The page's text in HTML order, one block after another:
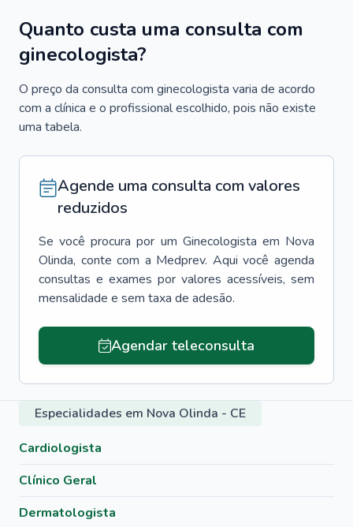
Quanto custa uma consulta com
ginecologista?
O preço da consulta com ginecologista varia de acordo
com a clínica e o profissional escolhido, pois não existe
uma tabela.
Agende uma consulta com valores
reduzidos
Se você procura por um Ginecologista em Nova
Olinda, conte com a Medprev. Aqui você agenda
consultas e exames por valores acessíveis, sem
mensalidade e sem taxa de adesão.
Agendar teleconsulta
Especialidades em Nova Olinda - CE
Cardiologista
Clínico Geral
Dermatologista